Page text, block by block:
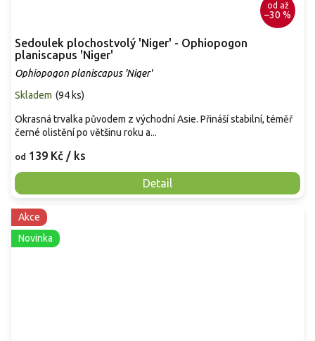
od až
–30 %
Sedoulek plochostvolý 'Niger' - Ophiopogon
planiscapus 'Niger'
Ophiopogon planiscapus 'Niger'
Skladem (94 ks)
od 139 Kč / ks
Detail
Okrasná trvalka původem z východní Asie. Přináší stabilní, téměř
černé olistění po většinu roku a...
Akce
Novinka